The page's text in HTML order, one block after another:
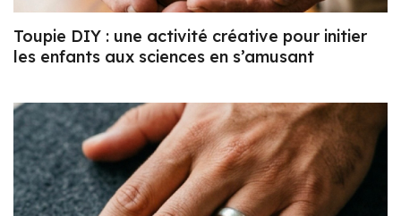
Toupie DIY : une activité créative pour initier
les enfants aux sciences en s’amusant